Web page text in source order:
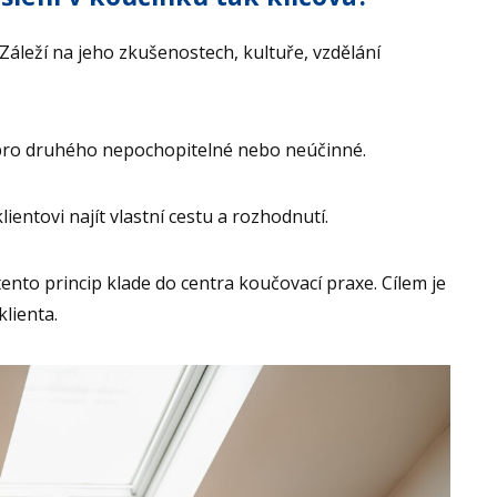
na jeho zkušenostech, kultuře, vzdělání
druhého nepochopitelné nebo neúčinné.
najít vlastní cestu a rozhodnutí.
princip klade do centra koučovací praxe. Cílem je